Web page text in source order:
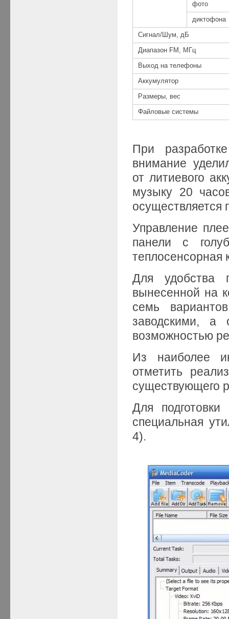
фото
диктофона
Сигнал/Шум, дБ
Диапазон FM, МГц
Выход на телефоны
Аккумулятор
Размеры, вес
Файловые системы
При
внимание
от литиевого
музыку 20
осуществляется
Управление
панели с
теплосенсорная
Для удобства
вынесенной на
семь
заводскими, а
возможностью
Из наиболее
отметить
существующего
Для
специальная
4).